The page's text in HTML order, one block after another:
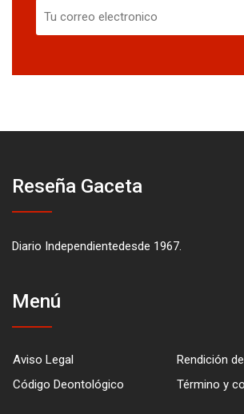
Reseña Gaceta
Diario Independientedesde 1967.
Menú
Aviso Legal
Rendición
Código Deontológico
Término y